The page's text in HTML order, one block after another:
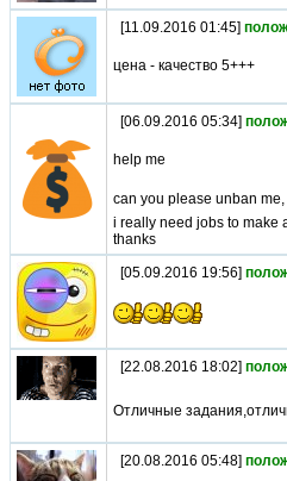
[11.09.2016 01:45]
цена - качество 5+++
[06.09.2016 05:34]
help me
can you please unban
i really need jobs to make
thanks
[05.09.2016 19:56]
[22.08.2016 18:02]
Отличные
[20.08.2016 05:48]